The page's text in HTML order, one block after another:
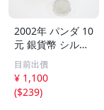
2002年 パンダ 10
元 銀貨幣 シルバ
ー 中国人民銀行
中華人民共和国
プルーフ 古銭 硬
貨 コイン 銀貨 ケ
目前出價
¥ 1,100
($239)